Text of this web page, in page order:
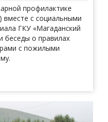
профилактике
с социальными
ГКУ «Магаданский
беседы о правилах
с пожилыми